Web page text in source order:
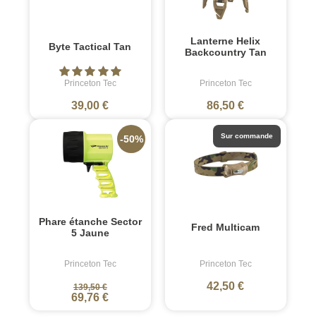
Byte Tactical Tan
Princeton Tec
39,00 €
Lanterne Helix
Backcountry Tan
Princeton Tec
86,50 €
Phare étanche Sector
5 Jaune
Princeton Tec
139,50 €
69,76 €
-50%
Fred Multicam
Princeton Tec
42,50 €
Sur commande